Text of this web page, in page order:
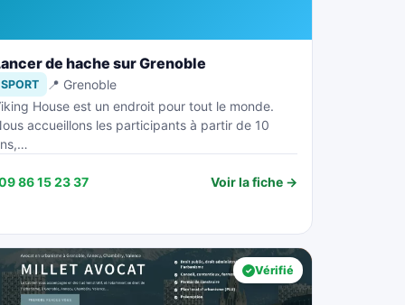
de hache sur Grenoble
SPORT
📍 Grenoble
House est un endroit pour tout le monde.
accueillons les participants à partir de 10
86 15 23 37 Voir la fiche →
Vérifié